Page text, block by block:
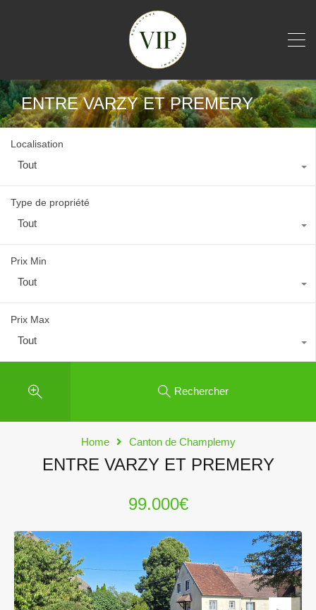
ENTRE VARZY ET PREMERY
Localisation
Tout
Type de propriété
Tout
Prix Min
Tout
Prix Max
Tout
Rechercher
Home Canton de Champlemy
ENTRE VARZY ET PREMERY
99.000€